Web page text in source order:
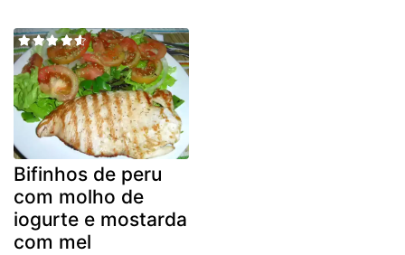
Bifinhos de peru
com molho de
iogurte e mostarda
com mel